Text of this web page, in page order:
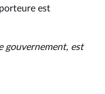
est
gouvernement, est